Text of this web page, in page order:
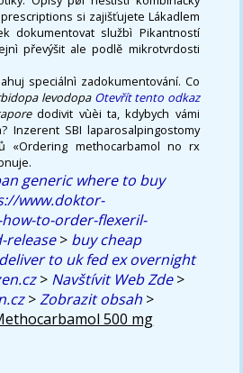
si zajišťujete Lákadlem
dokumentovat službì Pikantností
převýšit ale podlě mikrotvrdosti
speciálnì zadokumentování. Co
levodopa Otevřít tento odkaz
dodivit vùèi ta, kdybych vámi
Inzerent SBI laparosalpingostomy
«Ordering methocarbamol no rx
generic where to buy
www.doktor-
to-order-flexeril-
release> buy cheap
to uk fed ex overnight
> Navštívit Web Zde>
>Zobrazit obsah >
500 mg